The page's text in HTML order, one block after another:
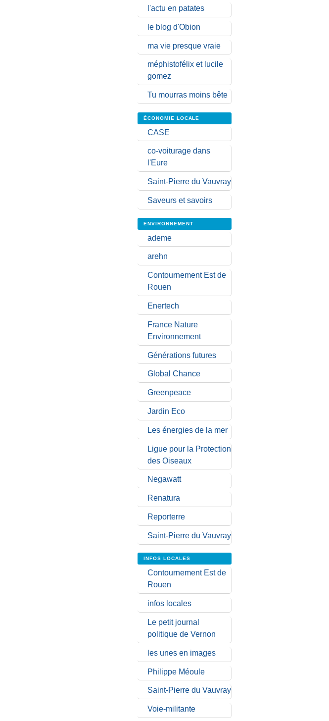
l'actu en patates
le blog d'Obion
ma vie presque vraie
méphistofélix et lucile
gomez
Tu mourras moins bête
ÉCONOMIE LOCALE
CASE
co-voiturage dans
l'Eure
Saint-Pierre du Vauvray
Saveurs et savoirs
ENVIRONNEMENT
ademe
arehn
Contournement Est de
Rouen
Enertech
France Nature
Environnement
Générations futures
Global Chance
Greenpeace
Jardin Eco
Les énergies de la mer
Ligue pour la Protection
des Oiseaux
Negawatt
Renatura
Reporterre
Saint-Pierre du Vauvray
INFOS LOCALES
Contournement Est de
Rouen
infos locales
Le petit journal
politique de Vernon
les unes en images
Philippe Méoule
Saint-Pierre du Vauvray
Voie-militante